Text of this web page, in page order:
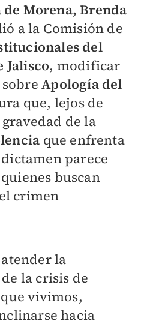
Morena, Brenda
a la Comisión de
del
Jalisco, modificar
sobreApología del
que, lejos de
de la
que enfrenta
parece
buscan
crimen
la
la crisis de
vivimos,
hacia